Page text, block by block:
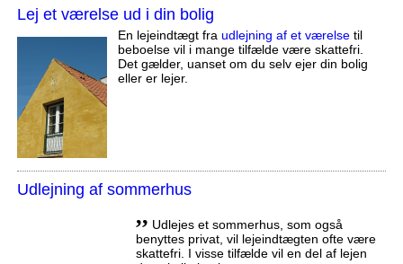
Lej et værelse ud i din bolig
En lejeindtægt fra udlejning af et værelsetil
beboelse vil i mange tilfælde være skattefri.
Det gælder, uanset om du selv ejer din bolig
eller er lejer.
Udlejning af sommerhus
,, Udlejes et sommerhus, som også
benyttes privat, vil lejeindtægten ofte være
skattefri. I visse tilfælde vil en del af lejen